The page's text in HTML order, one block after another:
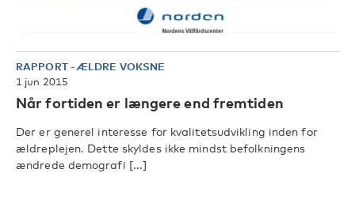
RAPPORT-ÆLDRE VOKSNE
1 jun 2015
Når fortiden er længere end fremtiden
Der er generel interesse for kvalitetsudvikling inden for
ældreplejen. Dette skyldes ikke mindst befolkningens
ændrede demografi [...]